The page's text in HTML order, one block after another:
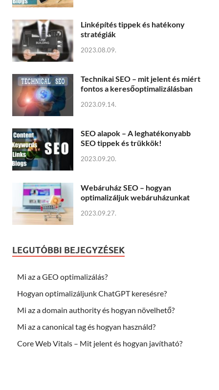
Linképítés tippek és hatékony
stratégiák
2023.08.09.
Technikai SEO – mit jelent és miért
fontos a keresőoptimalizálásban
2023.09.14.
SEO alapok – A leghatékonyabb
SEO tippek és trükkök!
2023.09.20.
Webáruház SEO – hogyan
optimalizáljuk webáruházunkat
2023.09.27.
LEGUTÓBBI BEJEGYZÉSEK
Mi az a GEO optimalizálás?
Hogyan optimalizáljunk ChatGPT keresésre?
Mi az a domain authority és hogyan növelhető?
Mi az a canonical tag és hogyan használd?
Core Web Vitals – Mit jelent és hogyan javítható?